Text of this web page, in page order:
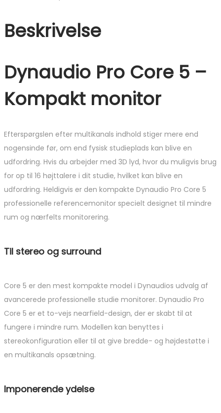
Beskrivelse
Dynaudio Pro Core 5 –
Kompakt monitor
Efterspørgslen efter multikanals indhold stiger mere end
nogensinde før, om end fysisk studieplads kan blive en
udfordring. Hvis du arbejder med 3D lyd, hvor du muligvis brug
for op til 16 højttalere i dit studie, hvilket kan blive en
udfordring. Heldigvis er den kompakte Dynaudio Pro Core 5
professionelle referencemonitor specielt designet til mindre
rum og nærfelts monitorering.
Til stereo og surround
Core 5 er den mest kompakte model i Dynaudios udvalg af
avancerede professionelle studie monitorer. Dynaudio Pro
Core 5 er et to-vejs nearfield-design, der er skabt til at
fungere i mindre rum. Modellen kan benyttes i
stereokonfiguration eller til at give bredde- og højdestøtte i
en multikanals opsætning.
Imponerende ydelse